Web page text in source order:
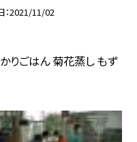
2021/11/02
りごはん 菊花蒸し もず